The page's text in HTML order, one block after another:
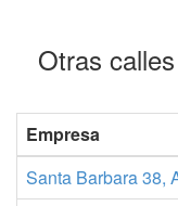
Otras
Empresa
Santa Barbara 38,